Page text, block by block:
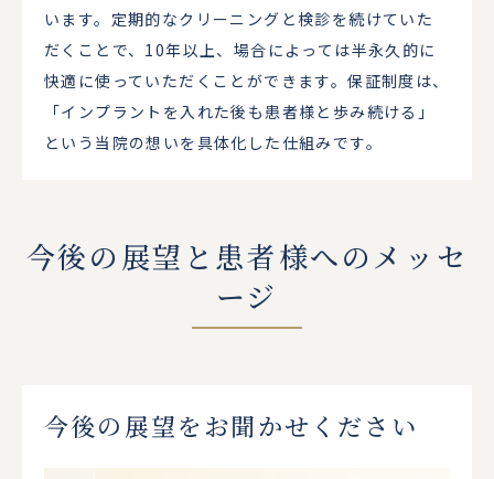
います。定期的なクリーニングと検診を続けていた
だくことで、10年以上、場合によっては半永久的に
快適に使っていただくことができます。保証制度は、
「インプラントを入れた後も患者様と歩み続ける」
という当院の想いを具体化した仕組みです。
今後の展望と患者様へのメッセ
ージ
今後の展望をお聞かせください